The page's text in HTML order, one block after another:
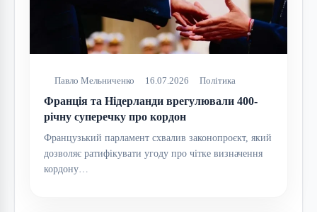
Павло Мельниченко 16.07.2026 Політика
Франція та Нідерланди врегулювали 400-
річну суперечку про кордон
Французький парламент схвалив законопроєкт, який
дозволяє ратифікувати угоду про чітке визначення
кордону…